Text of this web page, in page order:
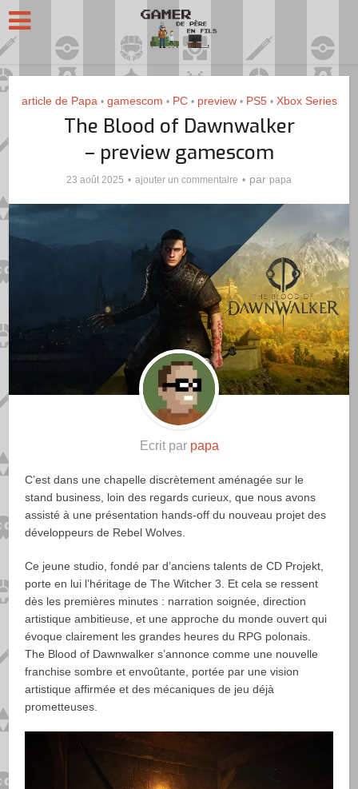
article de Papa • gamescom • PC • preview • PS5 • Xbox Series
The Blood of Dawnwalker
– preview gamescom
23 août 2025 ajouter un commentaire par papa
Ecrit par papa
C’est dans une chapelle discrètement aménagée sur le
stand business, loin des regards curieux, que nous avons
assisté à une présentation hands-off du nouveau projet des
développeurs de Rebel Wolves.
Ce jeune studio, fondé par d’anciens talents de CD Projekt,
porte en lui l’héritage de The Witcher 3. Et cela se ressent
dès les premières minutes : narration soignée, direction
artistique ambitieuse, et une approche du monde ouvert qui
évoque clairement les grandes heures du RPG polonais.
The Blood of Dawnwalker s’annonce comme une nouvelle
franchise sombre et envoûtante, portée par une vision
artistique affirmée et des mécaniques de jeu déjà
prometteuses.